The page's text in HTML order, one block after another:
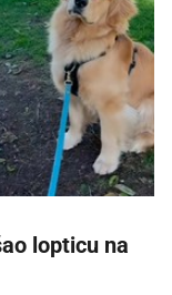
lopticu na